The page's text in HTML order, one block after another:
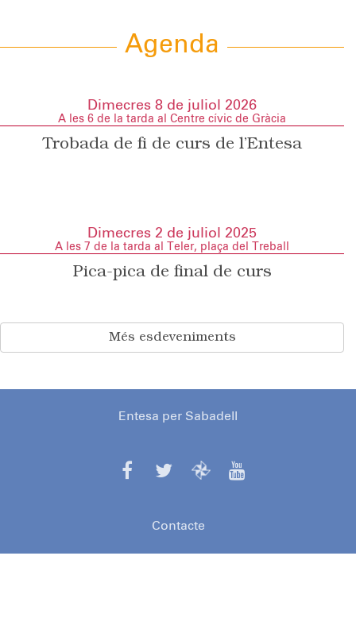
Agenda
Dimecres 8 de juliol 2026
A les 6 de la tarda al Centre cívic de Gràcia
Trobada de fi de curs de l’Entesa
Dimecres 2 de juliol 2025
A les 7 de la tarda al Teler, plaça del Treball
Pica-pica de final de curs
Més esdeveniments
Entesa per Sabadell
Contacte